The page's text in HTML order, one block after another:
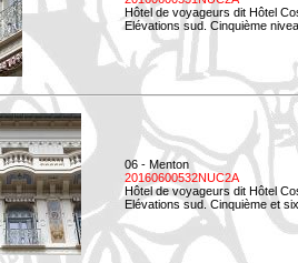
Hôtel de voyageurs dit Hôtel
Elévations sud. Cinquième
06 - Menton
20160600532NUC2A
Hôtel de voyageurs dit Hôtel
Elévations sud. Cinquième et